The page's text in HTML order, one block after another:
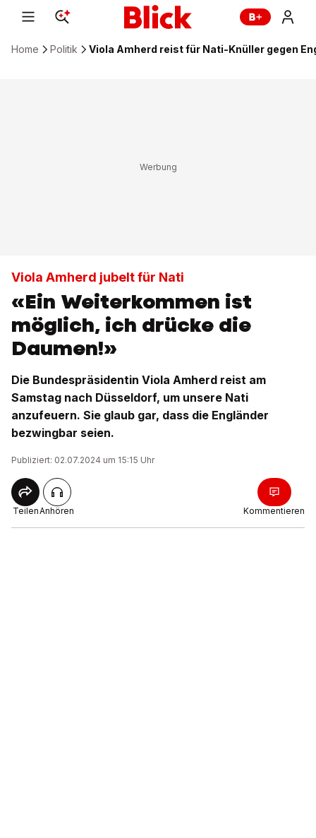
Home Politik Viola Amherd reist für Nati-Knüller gegen
Viola Amherd jubelt für Nati
«Ein Weiterkommen ist
möglich, ich drücke die
Daumen!»
Die Bundespräsidentin Viola Amherd reist am
Samstag nach Düsseldorf, um unsere Nati
anzufeuern. Sie glaub gar, dass die Engländer
bezwingbar seien.
Publiziert: 02.07.2024 um 15:15 Uhr
TeilenAnhören Kommentieren